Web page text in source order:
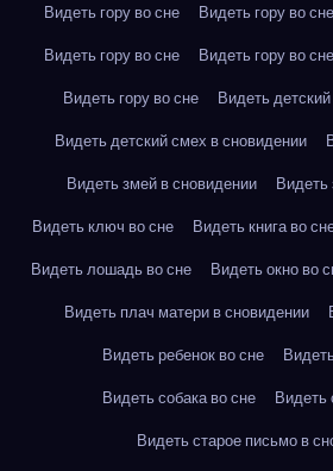
Видеть гору во сне
Видеть гору во сне
Видеть гору во сне
Видеть гору во сне
Видеть гору во сне
Видеть
Видеть детский смех в сновидении
Видеть змей в сновидении
Видеть
Видеть ключ во сне
Видеть книга во
Видеть лошадь во сне
Видеть окно во
Видеть плач матери в сновидении
Видеть ребенок во сне
Видеть собака во сне
Видеть
Видеть старое письмо в